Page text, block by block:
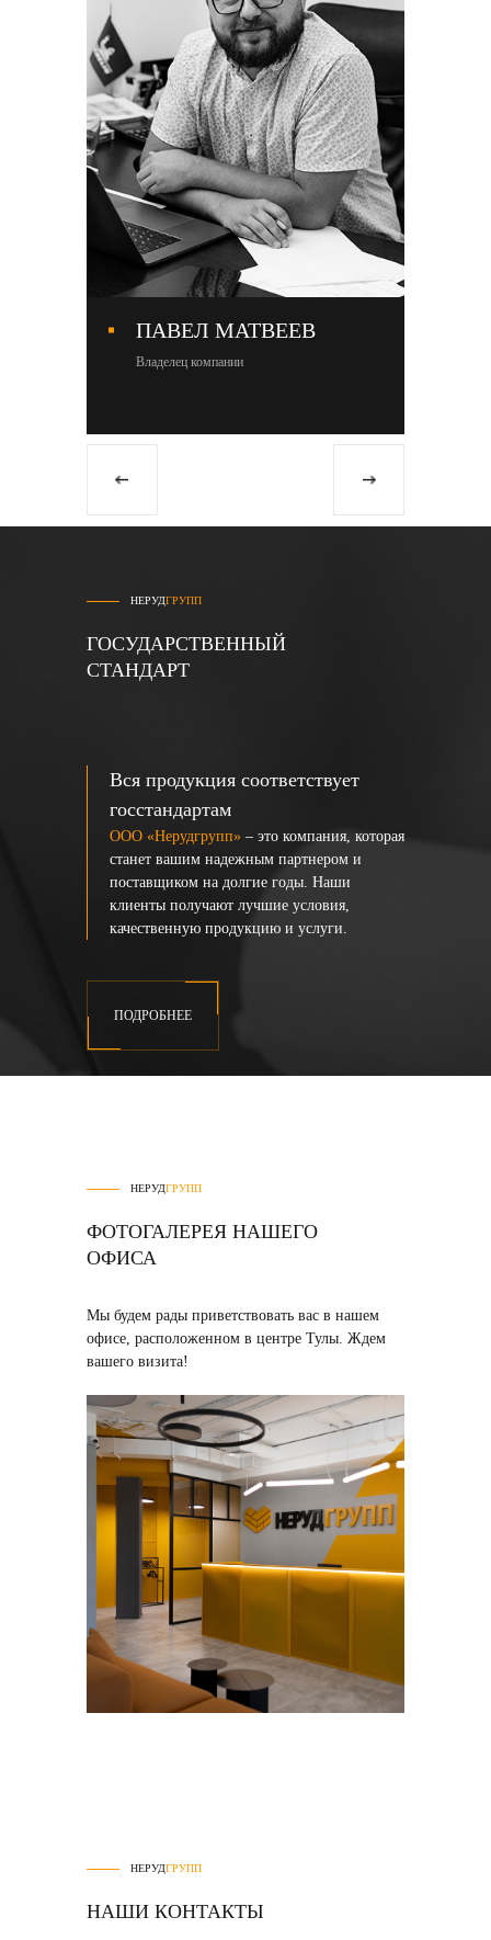
ПАВЕЛ МАТВЕЕВ
Владелец компании
НЕРУДГРУПП
ГОСУДАРСТВЕННЫЙ
СТАНДАРТ
Вся продукция соответствует
госстандартам
ООО «Нерудгрупп» – это компания, которая
станет вашим надежным партнером и
поставщиком на долгие годы. Наши
клиенты получают лучшие условия,
качественную продукцию и услуги.
ПОДРОБНЕЕ
НЕРУДГРУПП
ФОТОГАЛЕРЕЯ НАШЕГО
ОФИСА
Мы будем рады приветствовать вас в нашем
офисе, расположенном в центре Тулы. Ждем
вашего визита!
НЕРУДГРУПП
НАШИ КОНТАКТЫ